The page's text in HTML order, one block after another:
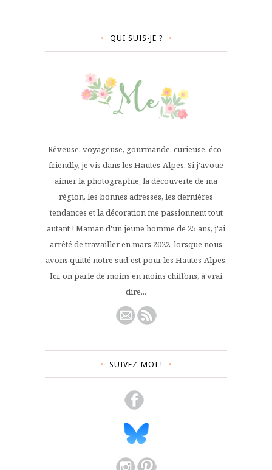
QUI SUIS-JE ?
Rêveuse, voyageuse, gourmande, curieuse, éco-
friendly, je vis dans les Hautes-Alpes. Si j'avoue
aimer la photographie, la découverte de ma
région, les bonnes adresses, les dernières
tendances et la décoration me passionnent tout
autant ! Maman d'un jeune homme de 25 ans, j'ai
arrêté de travailler en mars 2022, lorsque nous
avons quitté notre sud-est pour les Hautes-Alpes.
Ici, on parle de moins en moins chiffons, à vrai
dire...
SUIVEZ-MOI !